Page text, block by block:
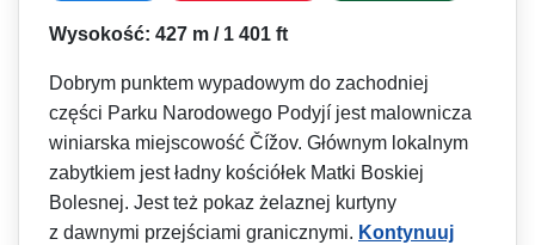
Wysokość: 427 m / 1 401 ft
Dobrym punktem wypadowym do zachodniej
części Parku Narodowego Podyjí jest malownicza
winiarska miejscowość Čížov. Głównym lokalnym
zabytkiem jest ładny kościółek Matki Boskiej
Bolesnej. Jest też pokaz żelaznej kurtyny
z dawnymi przejściami granicznymi. Kontynuuj